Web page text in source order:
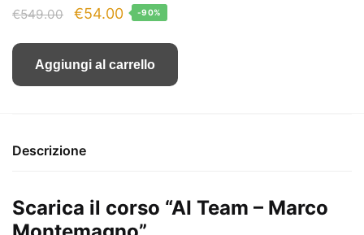
€549.00
Il
originale
€54.00Il
attuale
-90%
Aggiungi al carrello
Descrizione
Scarica il corso “AI Team – Marco